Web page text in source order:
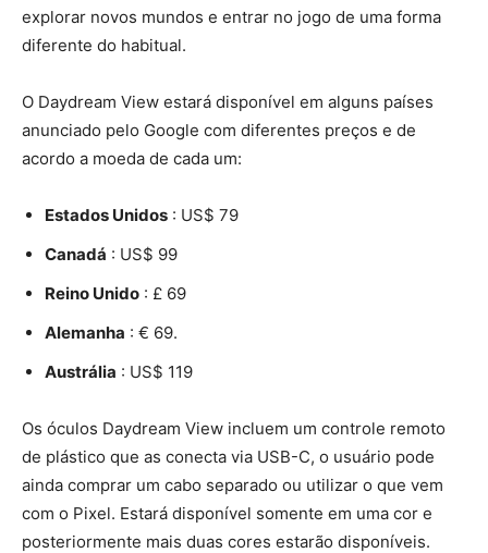
explorar novos mundos e entrar no jogo de uma forma
diferente do habitual.
O Daydream View estará disponível em alguns países
anunciado pelo Google com diferentes preços e de
acordo a moeda de cada um:
Estados Unidos : US$ 79
Canadá : US$ 99
Reino Unido : £ 69
Alemanha : € 69.
Austrália : US$ 119
Os óculos Daydream View incluem um controle remoto
de plástico que as conecta via USB-C, o usuário pode
ainda comprar um cabo separado ou utilizar o que vem
com o Pixel. Estará disponível somente em uma cor e
posteriormente mais duas cores estarão disponíveis.